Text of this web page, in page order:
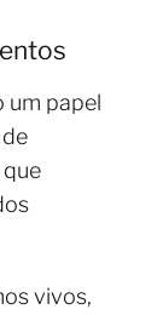
um papel
vivos,